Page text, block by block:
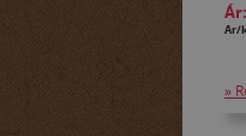
Ár:
Ár/
»